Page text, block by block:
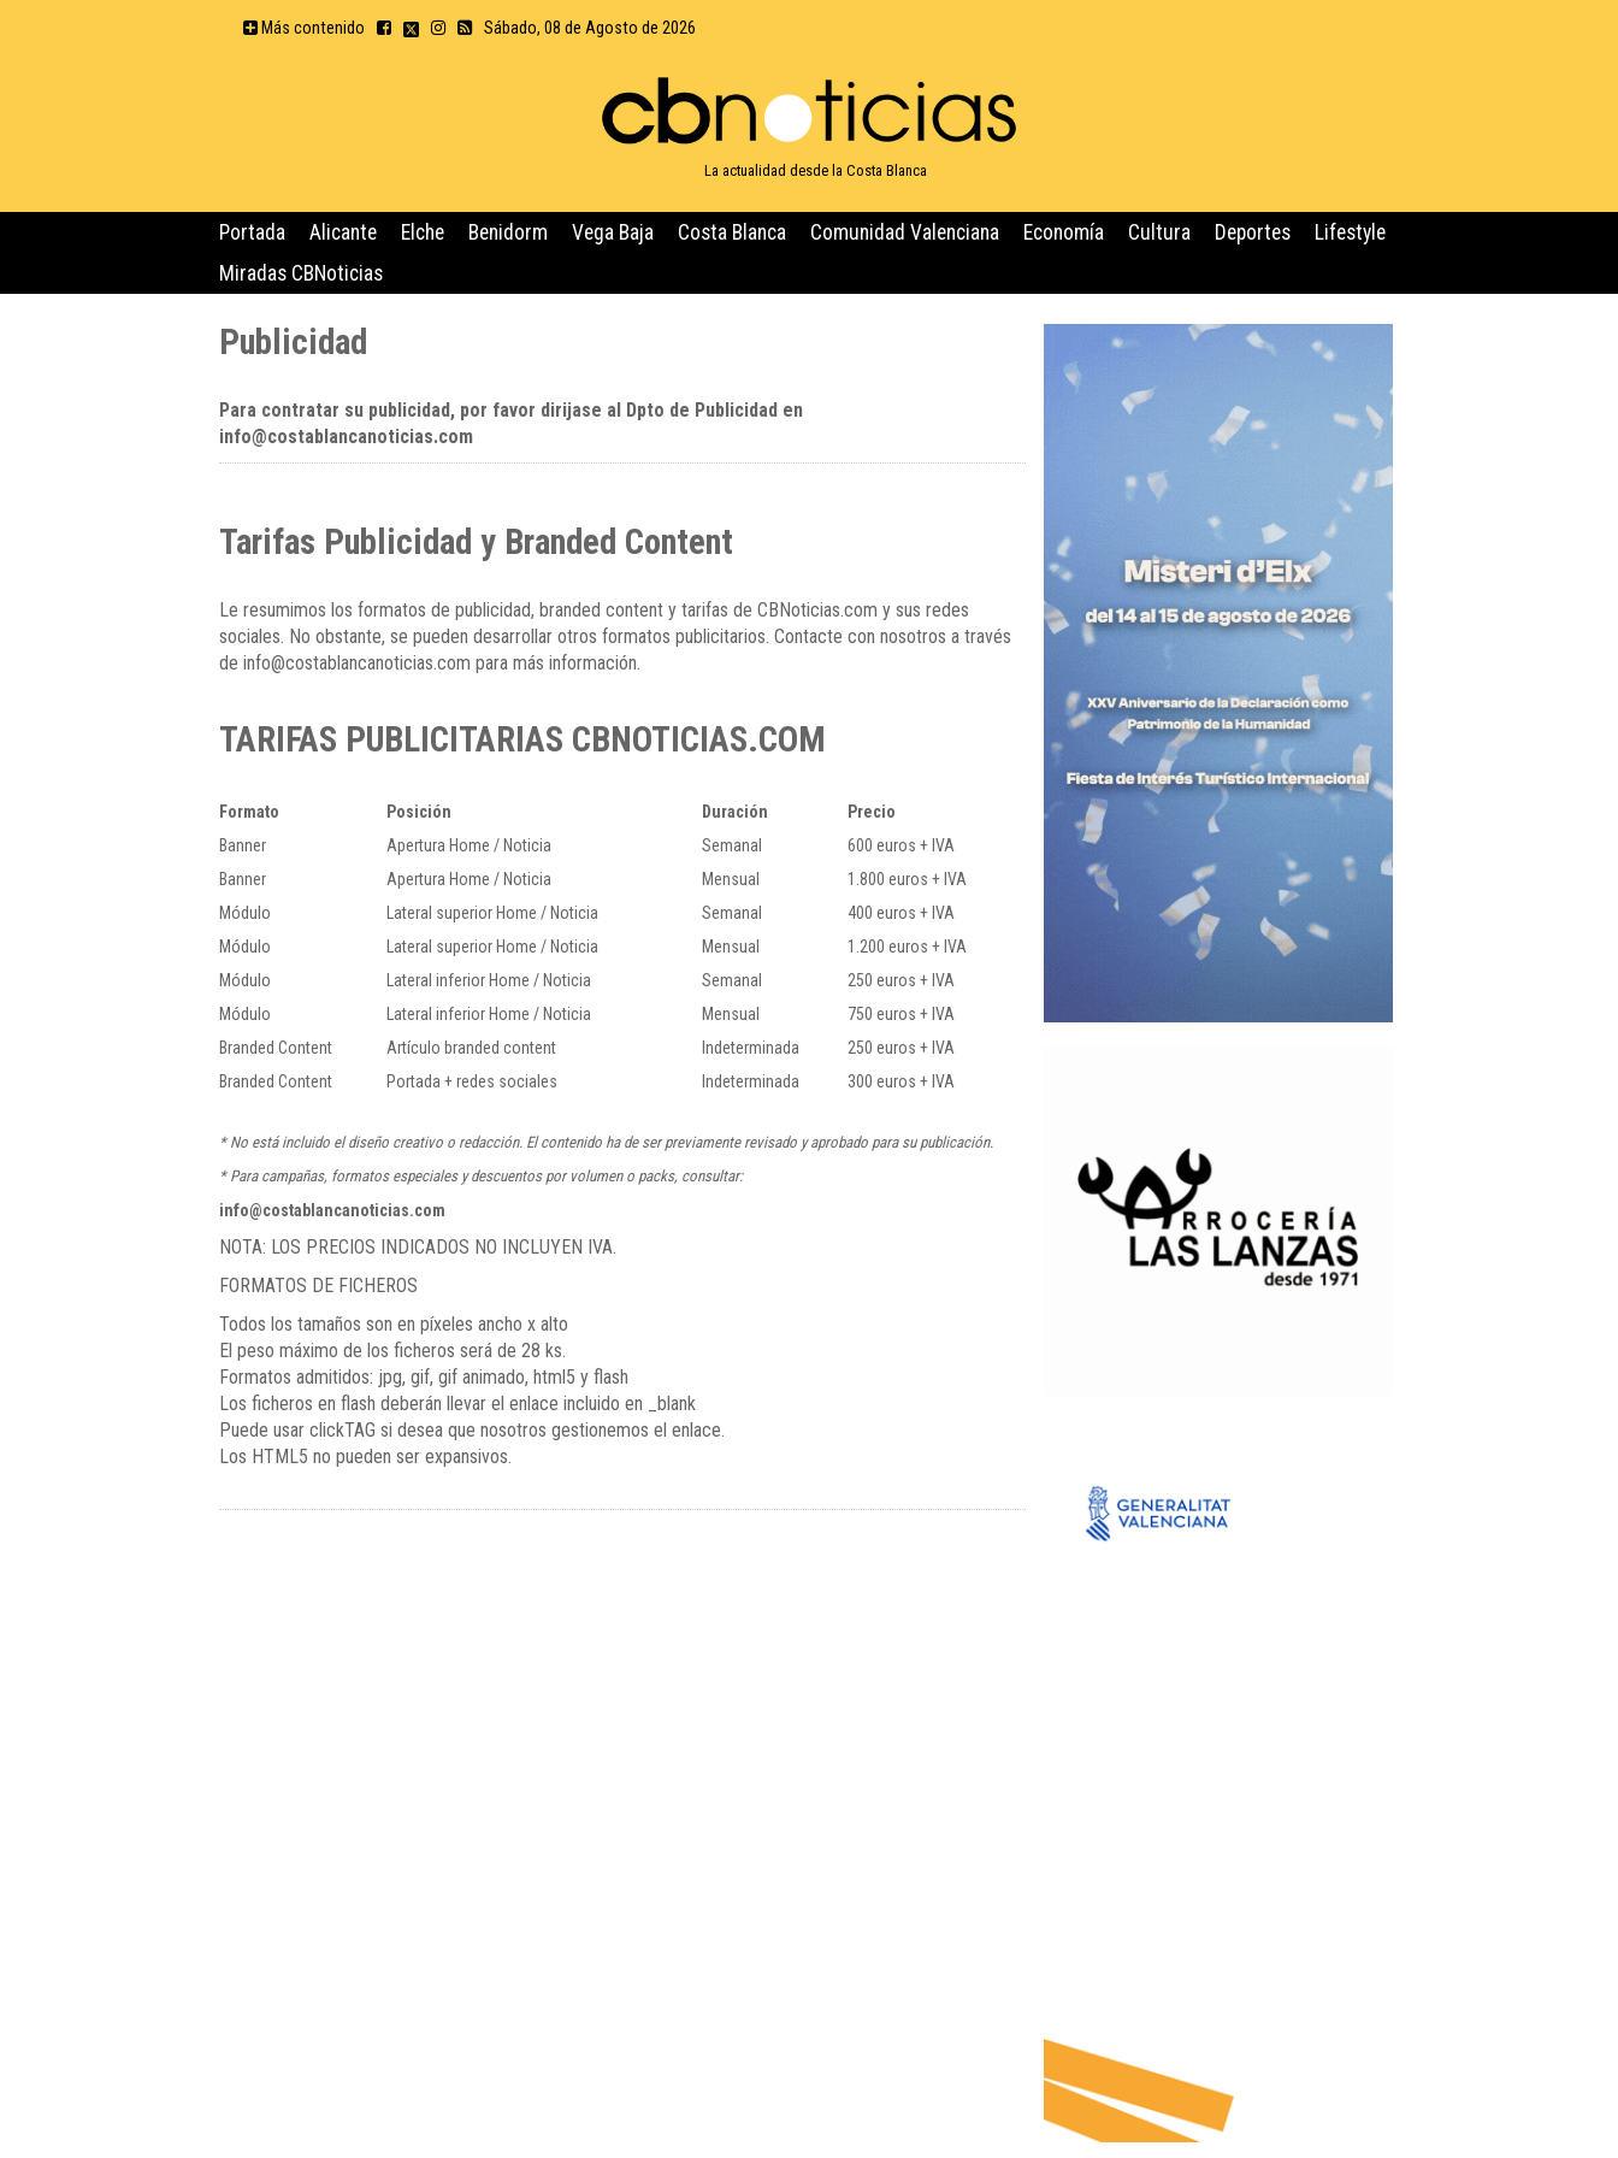
Más contenido Sábado, 08 de Agosto de 2026
La actualidad desde la Costa Blanca
Portada Alicante Elche Benidorm Vega Baja Costa Blanca Comunidad Valenciana Economía Cultura Deportes
Lifestyle
Miradas CBNoticias
Publicidad
Para contratar su publicidad, por favor dirijase al Dpto de Publicidad en
info@costablancanoticias.com
Tarifas Publicidad y Branded Content
Le resumimos los formatos de publicidad, branded content y tarifas de CBNoticias.com y sus redes
sociales. No obstante, se pueden desarrollar otros formatos publicitarios. Contacte con nosotros a través
de info@costablancanoticias.com para más información.
TARIFAS PUBLICITARIAS CBNOTICIAS.COM
Formato Posición Duración
Precio
Banner
Apertura Home / Noticia Semanal
600 euros + IVA
Banner
Apertura Home / Noticia Mensual
1.800 euros + IVA
Módulo
Lateral superior Home / Noticia Semanal
400 euros + IVA
Módulo
Lateral superior Home / Noticia Mensual
1.200 euros + IVA
Módulo
Lateral inferior Home / Noticia Semanal
250 euros + IVA
Módulo
Lateral inferior Home / Noticia Mensual
750 euros + IVA
Branded Content
Artículo branded content Indeterminada
250 euros + IVA
Branded Content
Portada + redes sociales Indeterminada 300 euros + IVA
* No está incluido el diseño creativo o redacción. El contenido ha de ser previamente revisado y aprobado para su publicación.
* Para campañas, formatos especiales y descuentos por volumen o packs, consultar:
info@costablancanoticias.com
NOTA: LOS PRECIOS INDICADOS NO INCLUYEN IVA.
FORMATOS DE FICHEROS
Todos los tamaños son en píxeles ancho x alto
El peso máximo de los ficheros será de 28 ks.
Formatos admitidos: jpg, gif, gif animado, html5 y flash
Los ficheros en flash deberán llevar el enlace incluido en _blank
Puede usar clickTAG si desea que nosotros gestionemos el enlace.
Los HTML5 no pueden ser expansivos.